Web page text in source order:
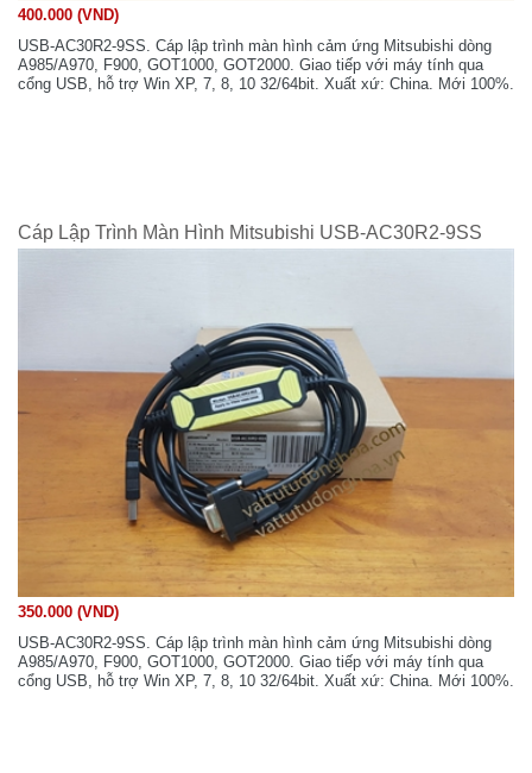
400.000 (VND)
USB-AC30R2-9SS. Cáp lập trình màn hình cảm ứng Mitsubishi dòng
A985/A970, F900, GOT1000, GOT2000. Giao tiếp với máy tính qua
cổng USB, hỗ trợ Win XP, 7, 8, 10 32/64bit. Xuất xứ: China. Mới 100%.
Cáp Lập Trình Màn Hình Mitsubishi USB-AC30R2-9SS
350.000 (VND)
USB-AC30R2-9SS. Cáp lập trình màn hình cảm ứng Mitsubishi dòng
A985/A970, F900, GOT1000, GOT2000. Giao tiếp với máy tính qua
cổng USB, hỗ trợ Win XP, 7, 8, 10 32/64bit. Xuất xứ: China. Mới 100%.